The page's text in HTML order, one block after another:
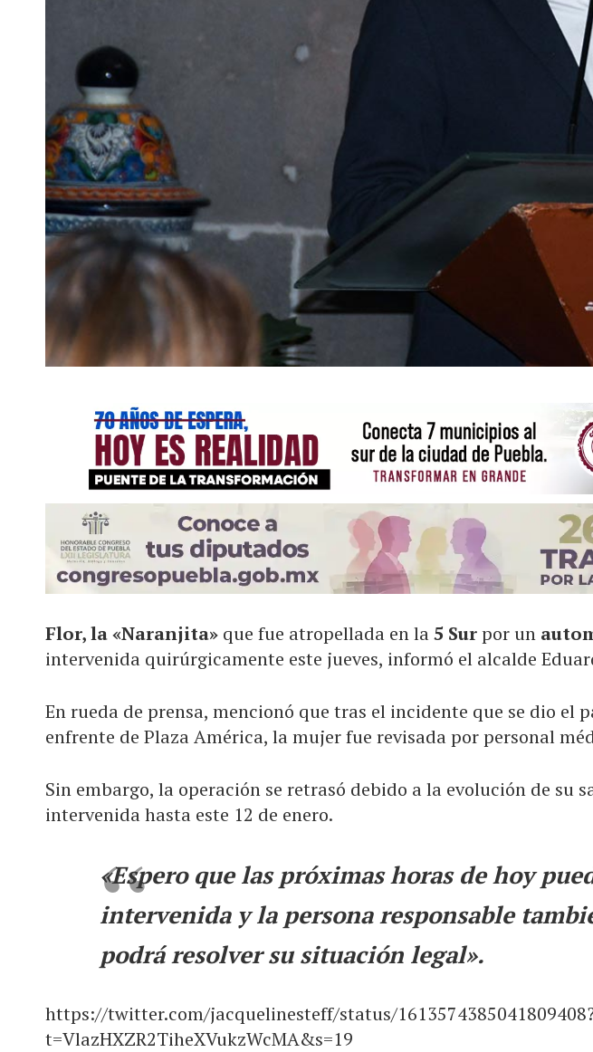
Flor, la «Naranjita» que fue atropellada en la5 Surpor un
intervenida quirúrgicamente este jueves, informó el alcalde
En rueda de prensa, mencionó que tras el incidente que se dio el
enfrente de Plaza América, la mujer fue revisada por personal
Sin embargo, la operación se retrasó debido a la evolución de su
intervenida hasta este 12 de enero.
«Espero que las próximas horas de hoy
intervenida y la persona responsable
podrá resolver su situación legal».
https://twitter.com/jacquelinesteff/status/
t=VlazHXZR2TiheXVukzWcMA&s=19